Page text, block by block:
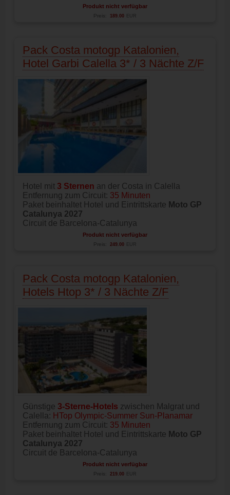
Produkt nicht verfügbar
Preis: 189.00 EUR
Pack Costa motogp Katalonien,
Hotel Garbi Calella 3* / 3 Nächte Z/F
Hotel mit 3 Sternen an der Costa in Calella
Entfernung zum Circuit: 35 Minuten
Paket beinhaltet Hotel und Eintrittskarte Moto GP
Catalunya 2027
Circuit de Barcelona-Catalunya
Produkt nicht verfügbar
Preis: 249.00 EUR
Pack Costa motogp Katalonien,
Hotels Htop 3* / 3 Nächte Z/F
Günstige 3-Sterne-Hotels zwischen Malgrat und
Calella: HTop Olympic-Summer Sun-Planamar
Entfernung zum Circuit: 35 Minuten
Paket beinhaltet Hotel und Eintrittskarte Moto GP
Catalunya 2027
Circuit de Barcelona-Catalunya
Produkt nicht verfügbar
Preis: 219.00 EUR